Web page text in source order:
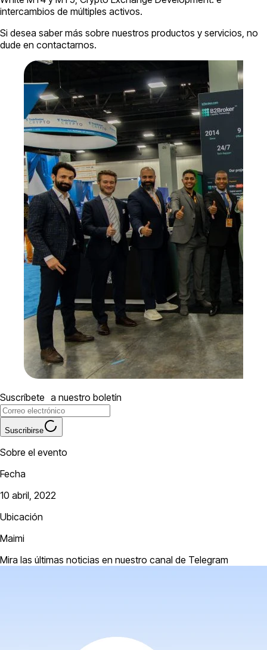
intercambios de múltiples activos.
Si desea saber más sobre nuestros productos y servicios, no
dude en contactarnos.
Suscríbete a nuestro boletín
Suscribirse
Sobre el evento
Fecha
10 abril, 2022
Ubicación
Maimi
Mira las últimas noticias en nuestro canal de Telegram